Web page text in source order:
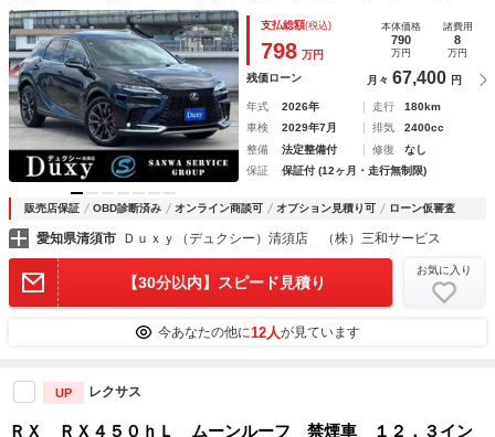
ー パノラミックビューモニター 寒冷地仕様 ルーフレー
ル ブラインドスポットモニター ヘッドアップディスプレ
イ ＥＴＣ
支払総額(税込)
798 万円
本体価格
790
万円
諸費用
8
万円
残価ローン 月々 67,400 円
年式 2026年 走行
180km
車検
2029年7月 排気
2400cc
整備
法定整備付 修復
なし
保証
保証付 (12ヶ月・走行無制限)
販売店保証 OBD診断済み オンライン商談可 オプション見積り可 ローン仮審査
愛知県清須市 Ｄｕｘｙ（デュクシー）清須店 （株）三和サービス
【30分以内】スピード見積り
お気に入り
今あなたの他に12人が見ています
UP レクサス
ＲＸ ＲＸ４５０ｈＬ ムーンルーフ 禁煙車 １２．３イン